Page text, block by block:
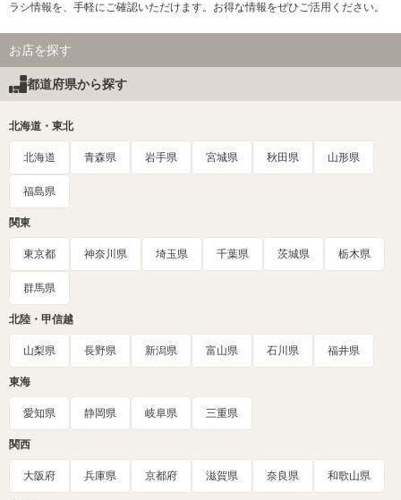
ラシ情報を、手軽にご確認いただけます。お得な情報をぜひご活用ください。
お店を探す
都道府県から探す
北海道・東北
北海道 青森県 岩手県 宮城県 秋田県 山形県
福島県
関東
東京都 神奈川県 埼玉県 千葉県 茨城県 栃木県
群馬県
北陸・甲信越
山梨県 長野県 新潟県 富山県 石川県 福井県
東海
愛知県 静岡県 岐阜県 三重県
関西
大阪府 兵庫県 京都府 滋賀県 奈良県 和歌山県